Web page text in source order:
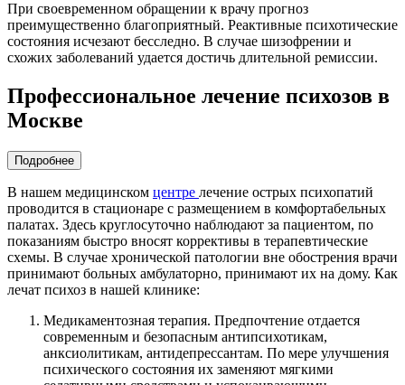
При своевременном обращении к врачу прогноз
преимущественно благоприятный. Реактивные психотические
состояния исчезают бесследно. В случае шизофрении и
схожих заболеваний удается достичь длительной ремиссии.
Профессиональное лечение психозов в
Москве
Подробнее
В нашем медицинском центре лечение острых психопатий
проводится в стационаре с размещением в комфортабельных
палатах. Здесь круглосуточно наблюдают за пациентом, по
показаниям быстро вносят коррективы в терапевтические
схемы. В случае хронической патологии вне обострения врачи
принимают больных амбулаторно, принимают их на дому. Как
лечат психоз в нашей клинике:
Медикаментозная терапия. Предпочтение отдается
современным и безопасным антипсихотикам,
анксиолитикам, антидепрессантам. По мере улучшения
психического состояния их заменяют мягкими